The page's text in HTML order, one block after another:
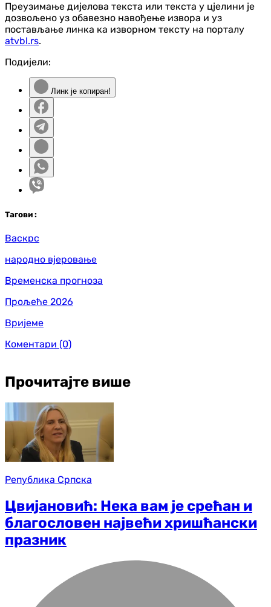
Преузимање дијелова текста или текста у цјелини је
дозвољено уз обавезно навођење извора и уз
постављање линка ка изворном тексту на порталу
atvbl.rs.
Подијели:
Линк је копиран!
Тагови :
Васкрс
народно вјеровање
Временска прогноза
Прољеће 2026
Вријеме
Коментари (0)
Прочитајте више
Република Српска
Цвијановић: Нека вам је срећан и
благословен највећи хришћански
празник